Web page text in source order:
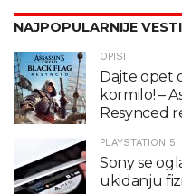
NAJPOPULARNIJE
OPISI
Dajte opet
kormilo! –
Resynced
PLAYSTATION 5
Sony se
ukidanju